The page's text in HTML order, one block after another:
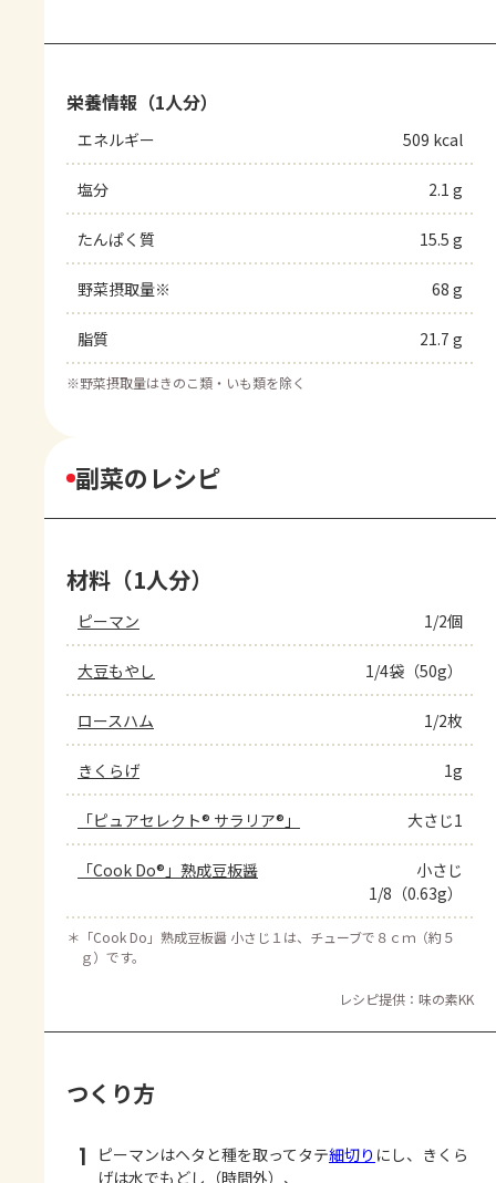
栄養情報（1人分）
エネルギー 509 kcal
塩分 2.1 g
たんぱく質 15.5 g
野菜摂取量※ 68 g
脂質 21.7 g
※野菜摂取量はきのこ類・いも類を除く
副菜のレシピ
材料（1人分）
ピーマン 1/2個
大豆もやし 1/4袋（50g）
ロースハム 1/2枚
きくらげ 1g
「ピュアセレクト® サラリア®」 大さじ1
「Cook Do®」熟成豆板醤
小さじ
1/8（0.63g）
＊ 「Cook Do」熟成豆板醤 小さじ１は、チューブで８ｃｍ（約５
ｇ）です。
レシピ提供：味の素KK
つくり方
1 ピーマンはヘタと種を取ってタテ細切り にし、きくら
げは水でもどし（時間外）、